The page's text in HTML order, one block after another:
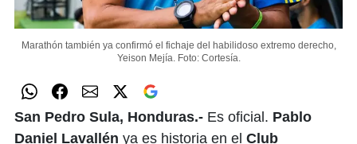
Marathón también ya confirmó el fichaje del habilidoso extremo derecho,
Yeison Mejía. Foto: Cortesía.
San Pedro Sula, Honduras.- Es oficial. Pablo
Daniel Lavallén ya es historia en el Club